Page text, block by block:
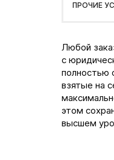
ПРОЧИЕ
Любой
с
полностью
взятые на
этом
высшем